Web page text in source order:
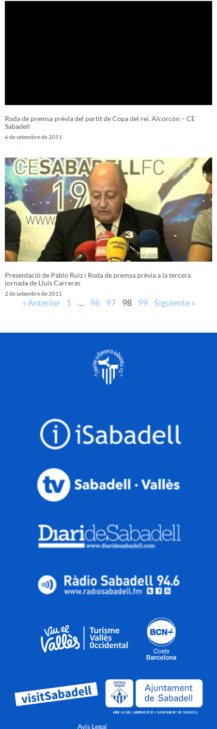
Roda de premsa prèvia del partit de Copa del rei. Alcorcón – CE
Sabadell
6 de setembre de 2011
Presentació de Pablo Ruiz i Roda de premsa prèvia a la tercera
jornada de Lluís Carreras
2 de setembre de 2011
« Anterior 1 … 96 97 98 99 Siguiente »
Avis Legal